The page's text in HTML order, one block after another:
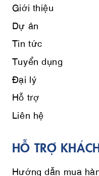
Giới thiệu
Dự án
Tin tức
Tuyển dụng
Đại lý
Hỗ trợ
Liên hệ
HỖ TRỢ
Hướng dẫn mua